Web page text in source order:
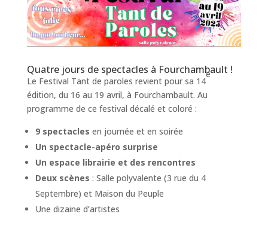
Quatre jours de spectacles à Fourchambault !
Le Festival Tant de paroles revient pour sa 14
e
édition, du 16 au 19 avril, à Fourchambault. Au
programme de ce festival décalé et coloré :
9 spectacles en journée et en soirée
Un spectacle-apéro surprise
Un espace librairie et des rencontres
Deux scènes : Salle polyvalente (3 rue du 4
Septembre) et Maison du Peuple
Une dizaine d’artistes